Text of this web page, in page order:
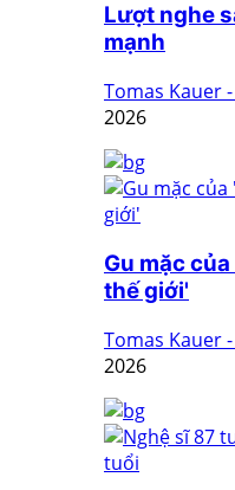
Lượt nghe
mạnh
Tomas Kauer
2026
Gu mặc
thế giới'
Tomas Kauer
2026